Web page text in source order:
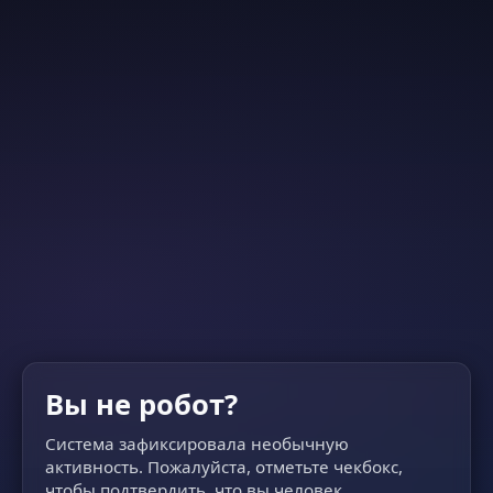
Вы не робот?
Система зафиксировала необычную
активность. Пожалуйста, отметьте чекбокс,